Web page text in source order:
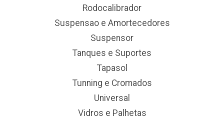
Rodocalibrador
Suspensao e Amortecedores
Suspensor
Tanques e Suportes
Tapasol
Tunning e Cromados
Universal
Vidros e Palhetas